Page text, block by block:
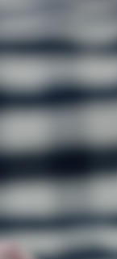
Wir
Diese Seite